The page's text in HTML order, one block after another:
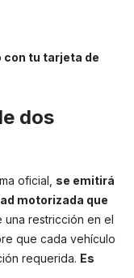
con tu tarjeta de
dos
oficial, se emitirá
motorizada que
una restricción en el
que cada vehículo
requerida. Es